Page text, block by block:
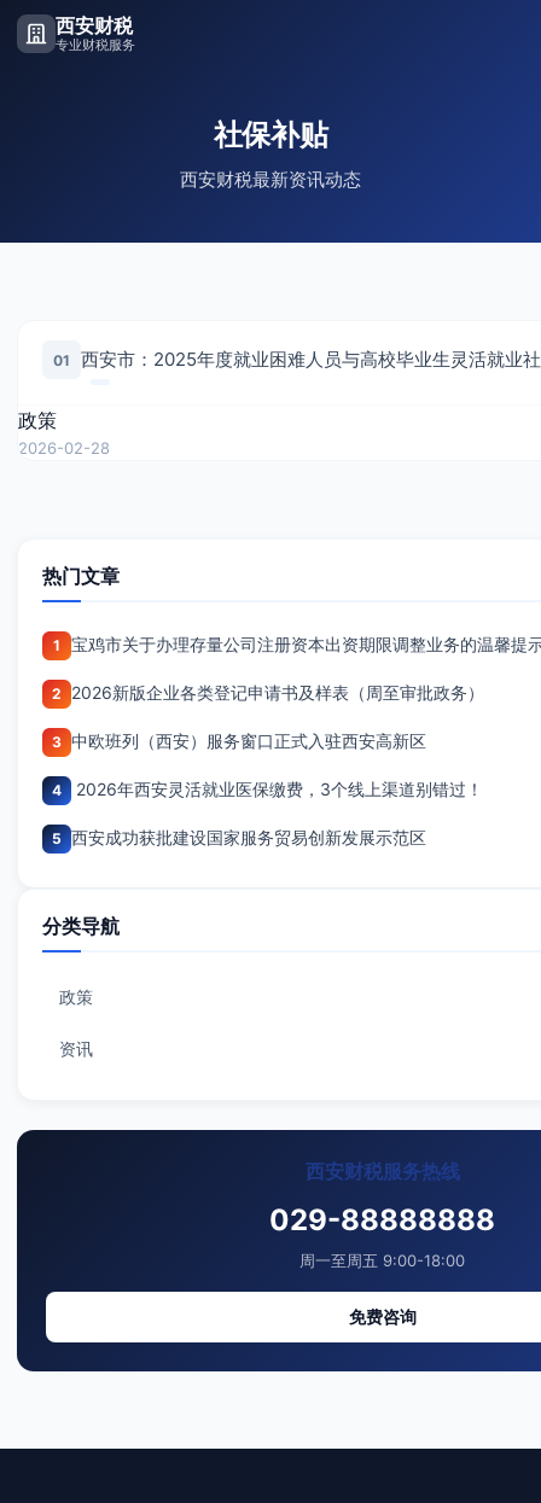
西安财税
专业财税服务
社保补贴
西安财税最新资讯动态
01
政策
2026-02-28
热门文章
1 宝鸡市关于办理存量公司注册资本出资期限调整业务的温馨提
2 2026新版企业各类登记申请书及样表（周至审批政务）
3 中欧班列（西安）服务窗口正式入驻西安高新区
4 2026年西安灵活就业医保缴费，3个线上渠道别错过！
5 西安成功获批建设国家服务贸易创新发展示范区
分类导航
政策
资讯
西安财税服务热线
029-88888888
周一至周五 9:00-18:00
免费咨询